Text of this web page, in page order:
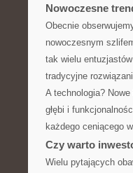
Nowoczesne
Obecnie
nowoczesnym
tak wielu
tradycyjne
A technologia?
głębi i
każdego ceniącego
Czy warto
Wielu pytających